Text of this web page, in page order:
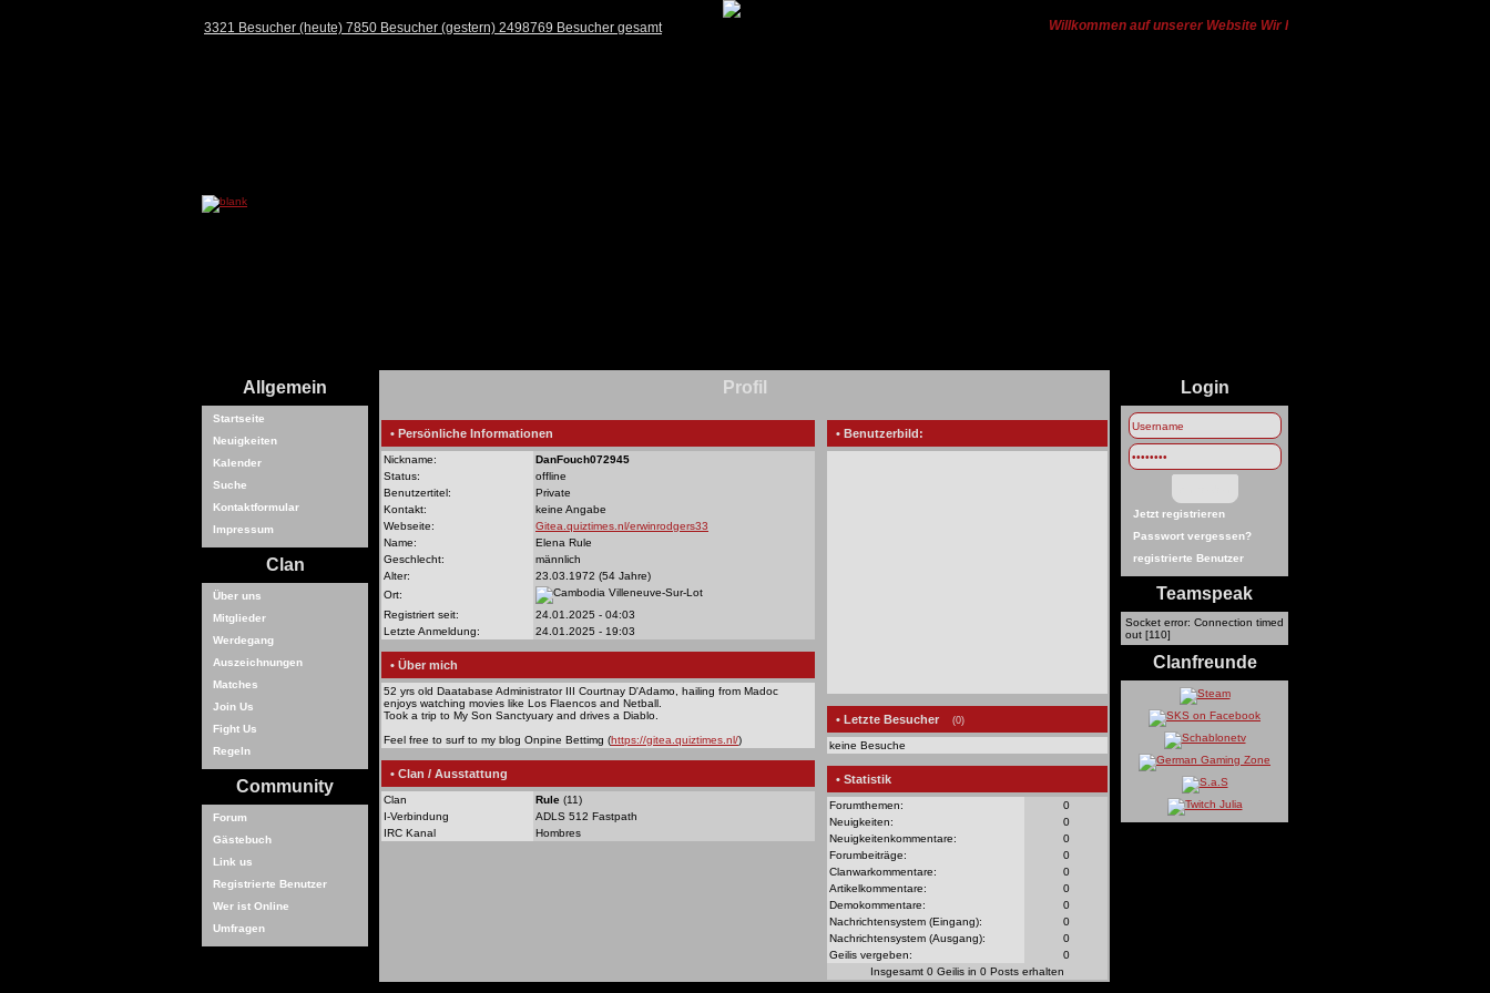
3321 Besucher (heute) 7850 Besucher (gestern) 2498769 Besucher gesamt Willkommen auf unserer Website Wir haben von Ts3 zu Discord
Allgemein
Startseite
Neuigkeiten
Kalender
Suche
Kontaktformular
Impressum
Clan
Über uns
Mitglieder
Werdegang
Auszeichnungen
Matches
Join Us
Fight Us
Regeln
Community
Forum
Gästebuch
Link us
Registrierte Benutzer
Wer ist Online
Umfragen
Profil
• Persönliche Informationen
Nickname:
DanFouch072945
Status:
offline
Benutzertitel:
Private
Kontakt:
keine Angabe
Webseite:
Gitea.quiztimes.nl/erwinrodgers33
Name:
Elena Rule
Geschlecht:
männlich
Alter:
23.03.1972 (54 Jahre)
Ort:
Villeneuve-Sur-Lot
Registriert seit:
24.01.2025 - 04:03
Letzte Anmeldung:
24.01.2025 - 19:03
• Über mich
52 yrs old Daatabase Administrator III Courtnay D'Adamo, hailing from Madoc
enjoys watching movies like Los Flaencos and Netball.
Took a trip to My Son Sanctyuary and drives a Diablo.
Feel free to surf to my blog Onpine Bettimg (https://gitea.quiztimes.nl/)
• Clan / Ausstattung
Clan Rule (11)
I-Verbindung
ADLS 512 Fastpath
IRC Kanal
Hombres
• Benutzerbild:
• Letzte Besucher (0)
keine Besuche
• Statistik
Forumthemen:
0
Neuigkeiten:
0
Neuigkeitenkommentare:
0
Forumbeiträge:
0
Clanwarkommentare:
0
Artikelkommentare:
0
Demokommentare:
0
Nachrichtensystem (Eingang):
0
Nachrichtensystem (Ausgang):
0
Geilis vergeben:
0
Insgesamt 0 Geilis in 0 Posts erhalten
Login
Jetzt registrieren
Passwort vergessen?
registrierte Benutzer
Teamspeak
Socket error: Connection timed
out [110]
Clanfreunde